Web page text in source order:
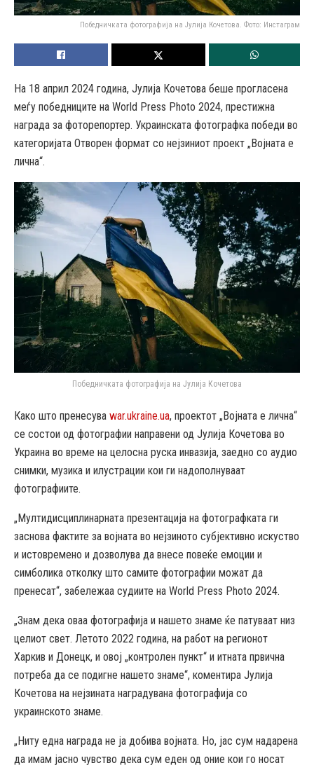
Победничката фотографија на Јулија Кочетова. Фото: Инстаграм
На 18 април 2024 година, Јулија Кочетова беше прогласена
меѓу победниците на World Press Photo 2024, престижна
награда за фоторепортер. Украинската фотографка победи во
категоријата Отворен формат со нејзиниот проект „Војната е
лична“.
Победничката фотографија на Јулија Кочетова
Како што пренесува war.ukraine.ua, проектот „Војната е лична“
се состои од фотографии направени од Јулија Кочетова во
Украина во време на целосна руска инвазија, заедно со аудио
снимки, музика и илустрации кои ги надополнуваат
фотографиите.
„Мултидисциплинарната презентација на фотографката ги
заснова фактите за војната во нејзиното субјективно искуство
и истовремено и дозволува да внесе повеќе емоции и
симболика отколку што самите фотографии можат да
пренесат“, забележаа судиите на World Press Photo 2024.
„Знам дека оваа фотографија и нашето знаме ќе патуваат низ
целиот свет. Летото 2022 година, на работ на регионот
Харкив и Донецк, и овој „контролен пункт“ и итната првична
потреба да се подигне нашето знаме“, коментира Јулија
Кочетова на нејзината наградувана фотографија со
украинското знаме.
„Ниту една награда не ја добива војната. Но, јас сум надарена
да имам јасно чувство дека сум еден од оние кои го носат